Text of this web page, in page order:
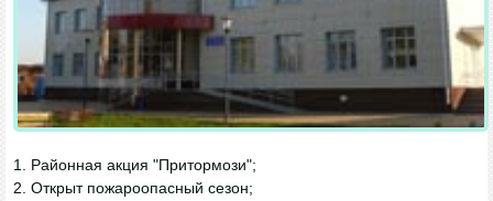
1. Районная акция "Притормози";
2. Открыт пожароопасный сезон;